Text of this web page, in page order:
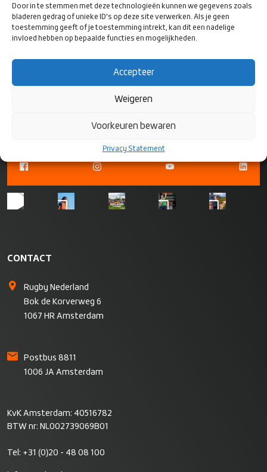
Door in te stemmen met deze technologieën kunnen we gegevens zoals
bladeren gedrag of unieke ID's op deze site verwerken. Als je geen
toestemming geeft of je toestemming intrekt, kan dit een nadelige
invloed hebben op bepaalde functies en mogelijkheden.
Accepteer
Weigeren
Voorkeuren bewaren
Privacy Statement
CONTACT
Rugby Nederland
Bok de Korverweg 6
1067 HR Amsterdam
Postbus 8811
1006 JA Amsterdam
KvK Amsterdam: 40516782
BTW nr: NL002739069B01
Tel: +31 (0)20 - 48 08 100